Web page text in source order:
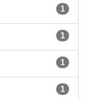
1
1
1
1